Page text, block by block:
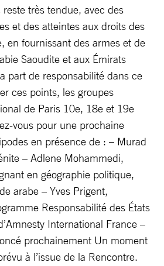
très tendue, avec des
et des atteintes aux droits des
en fournissant des armes et de
Saoudite et aux Émirats
part de responsabilité dans ce
ces points, les groupes
de Paris 10e, 18e et 19e
vous pour une prochaine
en présence de : – Murad
– Adlene Mohammedi,
en géographie politique,
arabe – Yves Prigent,
Responsabilité des États
International France –
prochainement Un moment
à l’issue de la Rencontre.